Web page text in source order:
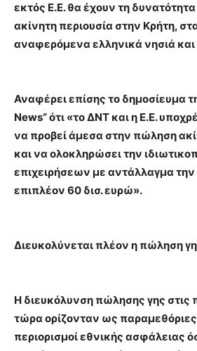
εκτός Ε.Ε. θα έχουν τη
ακίνητη περιουσία στην Κρήτη,
αναφερόμενα ελληνικά νησιά
Αναφέρει επίσης το δημοσίευμα
News” ότι «το ΔΝΤ και η Ε.Ε.
να προβεί άμεσα στην πώληση
και να ολοκληρώσει την
επιχειρήσεων με αντάλλαγμα
επιπλέον 60 δισ. ευρώ».
Διευκολύνεται πλέον η πώληση
Η διευκόλυνση πώλησης γης στις
τώρα ορίζονταν ως παραµεθόριες
περιορισμοί εθνικής ασφάλειας